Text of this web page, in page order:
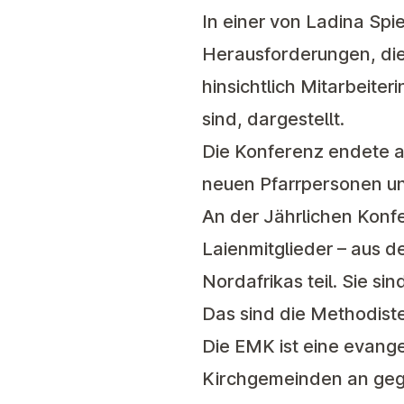
In einer von Ladina
Herausforderungen,
hinsichtlich
sind, dargestellt.
Die Konferenz endete
neuen Pfarrpersonen
An der Jährlichen
Laienmitglieder – aus
Nordafrikas teil. Sie
Das sind die
Die EMK ist eine
Kirchgemeinden an